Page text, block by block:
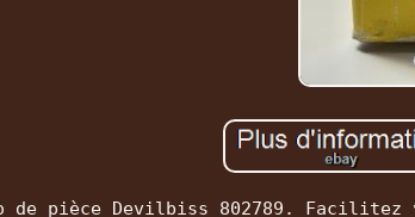
de pièce Devilbiss 802789.